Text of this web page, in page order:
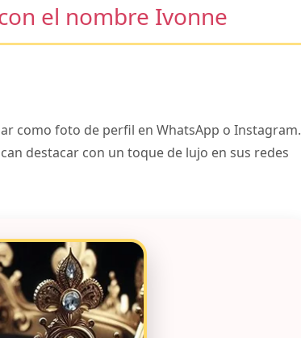
el nombre Ivonne
como foto de perfil en WhatsApp o Instagram.
destacar con un toque de lujo en sus redes